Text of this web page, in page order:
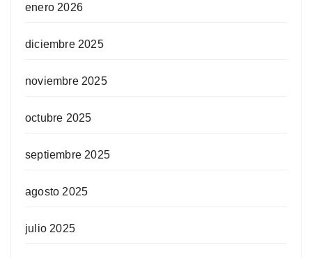
enero 2026
diciembre 2025
noviembre 2025
octubre 2025
septiembre 2025
agosto 2025
julio 2025